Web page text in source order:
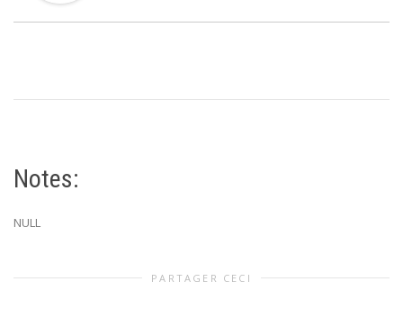
Notes:
NULL
PARTAGER CECI